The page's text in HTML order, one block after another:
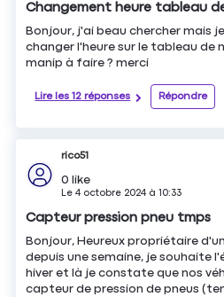
Changement heure tableau
Bonjour, j'ai beau chercher mais
changer l'heure sur le tableau de
manip à faire ? merci
Lire les 12 réponses Répondre
rico51
0 like
Le4 octobre 2024à10:33
Capteur pression pneu tmps
Bonjour, Heureux propriétaire
depuis une semaine, je souhaite
hiver et là je constate que nos
capteur de pression de pneus